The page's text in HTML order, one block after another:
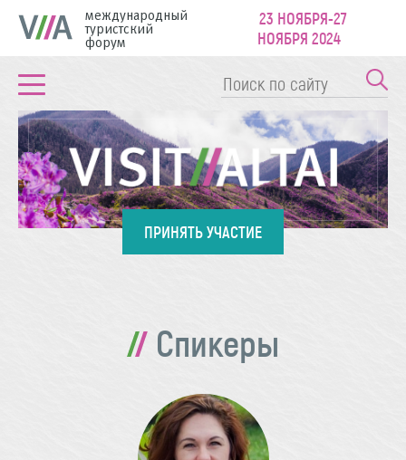
международный
туристский
форум
23 НОЯБРЯ-27
НОЯБРЯ 2024
ПРИНЯТЬ УЧАСТИЕ
Спикеры